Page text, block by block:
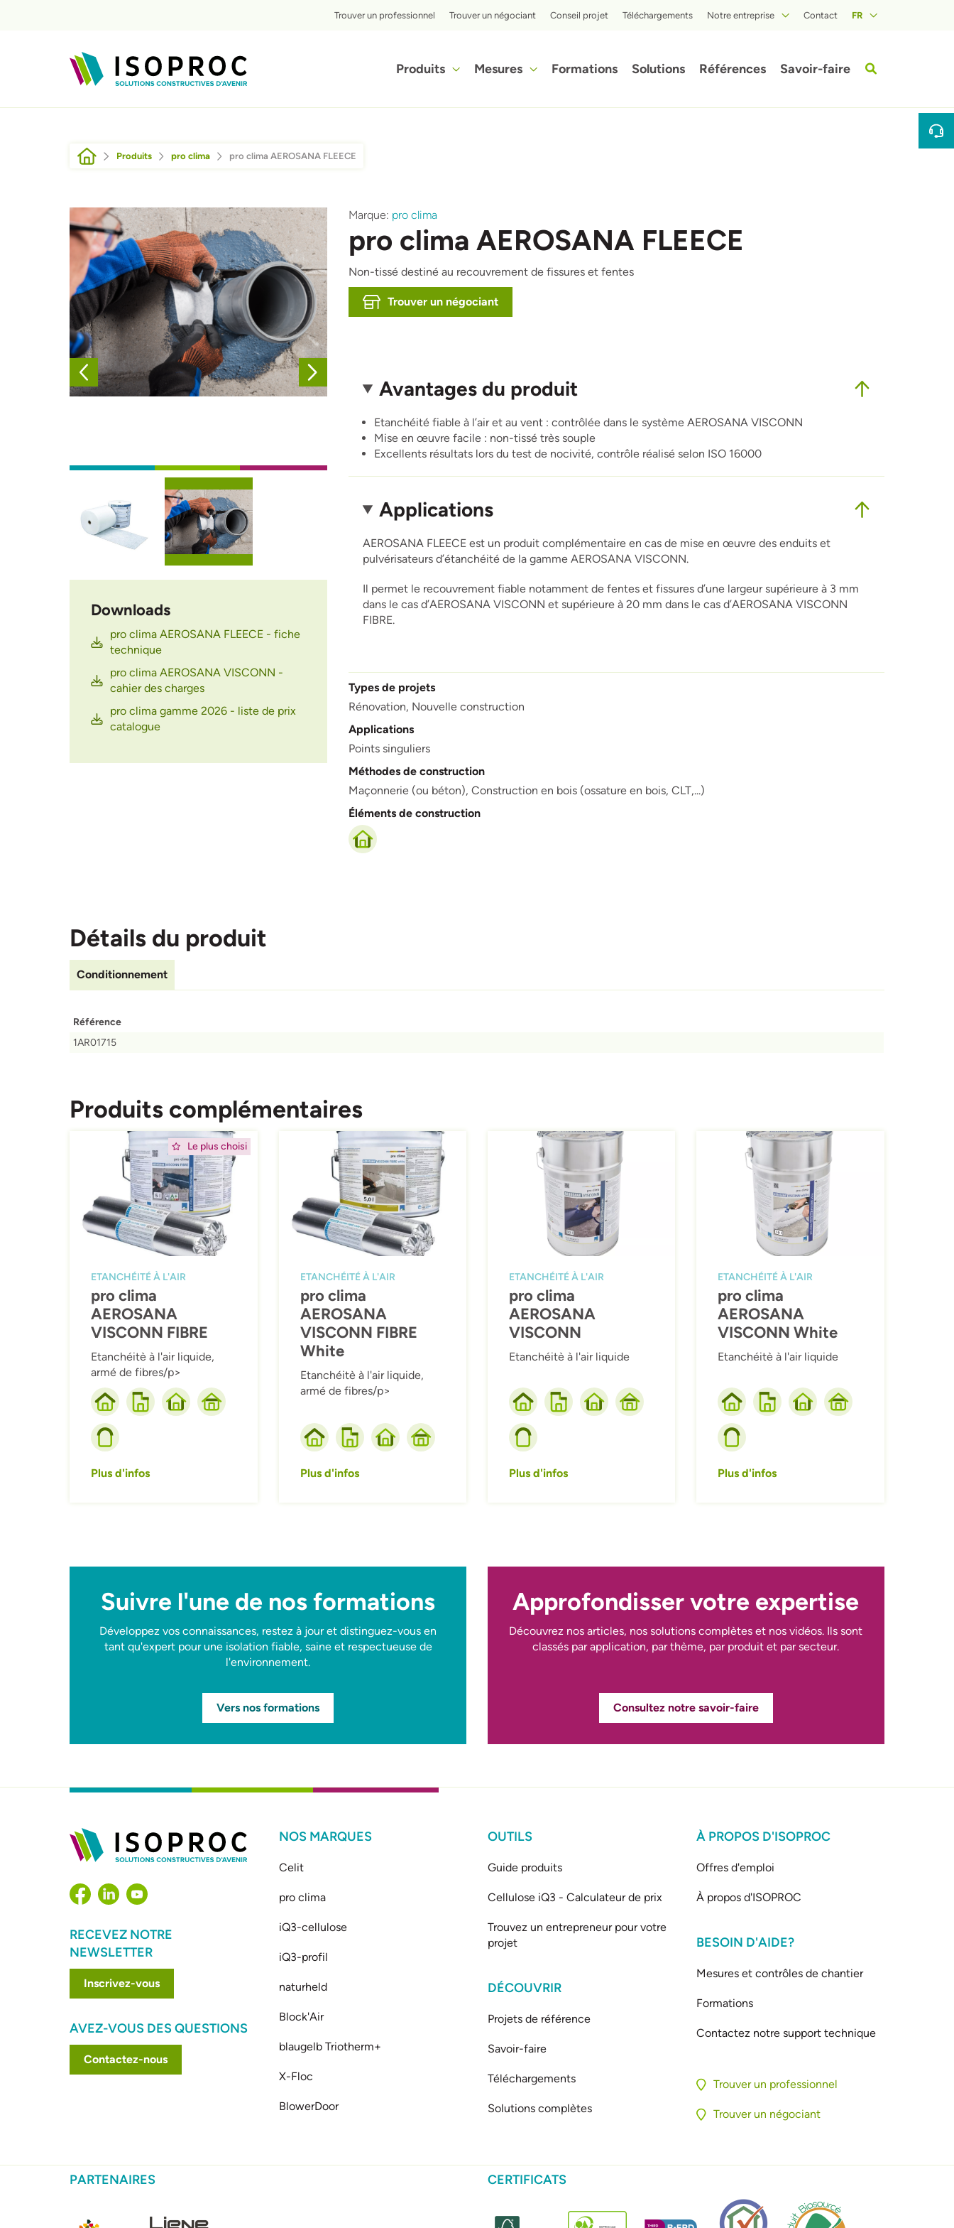
Top menu
Trouver un professionnel Trouver un négociant Conseil projet Téléchargements Notre entreprise Contact FR
Hoofdnavigatie
Produits Mesures Formations Solutions Références Savoir-faire
Fil d'Ariane
Produits pro clima pro clima AEROSANA FLEECE
Afbeelding Afbeelding
Afbeelding
Downloads
pro clima AEROSANA FLEECE - fiche
technique
pro clima AEROSANA VISCONN -
cahier des charges
pro clima gamme 2026 - liste de prix
catalogue
Marque: pro clima
pro clima AEROSANA FLEECE
Non-tissé destiné au recouvrement de fissures et fentes
Trouver un négociant
Avantages du produit
Etanchéité fiable à l’air et au vent : contrôlée dans le système AEROSANA VISCONN
Mise en œuvre facile : non-tissé très souple
Excellents résultats lors du test de nocivité, contrôle réalisé selon ISO 16000
Applications
AEROSANA FLEECE est un produit complémentaire en cas de mise en œuvre des enduits et
pulvérisateurs d’étanchéité de la gamme AEROSANA VISCONN.
Il permet le recouvrement fiable notamment de fentes et fissures d’une largeur supérieure à 3 mm
dans le cas d’AEROSANA VISCONN et supérieure à 20 mm dans le cas d’AEROSANA VISCONN
FIBRE.
Types de projets
Rénovation, Nouvelle construction
Applications
Points singuliers
Méthodes de construction
Maçonnerie (ou béton), Construction en bois (ossature en bois, CLT,...)
Éléments de construction
Détails du produit
Conditionnement
Référence
1AR01715
Produits complémentaires
Le plus choisi
ETANCHÉITÉ À L'AIR
pro clima
AEROSANA
VISCONN FIBRE
Etanchéitè à l'air liquide,
armé de fibres/p>
Plus d'infos
ETANCHÉITÉ À L'AIR
pro clima
AEROSANA
VISCONN FIBRE
White
Etanchéitè à l'air liquide,
armé de fibres/p>
Plus d'infos
Afbeelding
ETANCHÉITÉ À L'AIR
pro clima
AEROSANA
VISCONN
Etanchéitè à l'air liquide
Plus d'infos
Afbeelding
ETANCHÉITÉ À L'AIR
pro clima
AEROSANA
VISCONN White
Etanchéitè à l'air liquide
Plus d'infos
Suivre l'une de nos formations
Développez vos connaissances, restez à jour et distinguez-vous en
tant qu'expert pour une isolation fiable, saine et respectueuse de
l'environnement.
Vers nos formations
Approfondisser votre expertise
Découvrez nos articles, nos solutions complètes et nos vidéos. Ils sont
classés par application, par thème, par produit et par secteur.
Consultez notre savoir-faire
RECEVEZ NOTRE
NEWSLETTER
Inscrivez-vous
AVEZ-VOUS DES QUESTIONS
Contactez-nous
NOS MARQUES
Celit
pro clima
iQ3-cellulose
iQ3-profil
naturheld
Block'Air
blaugelb Triotherm+
X-Floc
BlowerDoor
OUTILS
Guide produits
Cellulose iQ3 - Calculateur de prix
Trouvez un entrepreneur pour votre
projet
DÉCOUVRIR
Projets de référence
Savoir-faire
Téléchargements
Solutions complètes
À PROPOS D'ISOPROC
Offres d'emploi
À propos d'ISOPROC
BESOIN D'AIDE?
Mesures et contrôles de chantier
Formations
Contactez notre support technique
Trouver un professionnel
Trouver un négociant
PARTENAIRES CERTIFICATS